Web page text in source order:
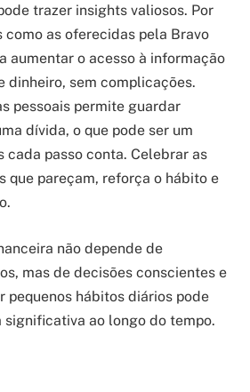
trazer insights valiosos. Por
como as oferecidas pela Bravo
aumentar o acesso à informação
dinheiro, sem complicações.
pessoais permite guardar
dívida, o que pode ser um
cada passo conta. Celebrar as
que pareçam, reforça o hábito e
não depende de
mas de decisões conscientes e
pequenos hábitos diários pode
ao longo do tempo.